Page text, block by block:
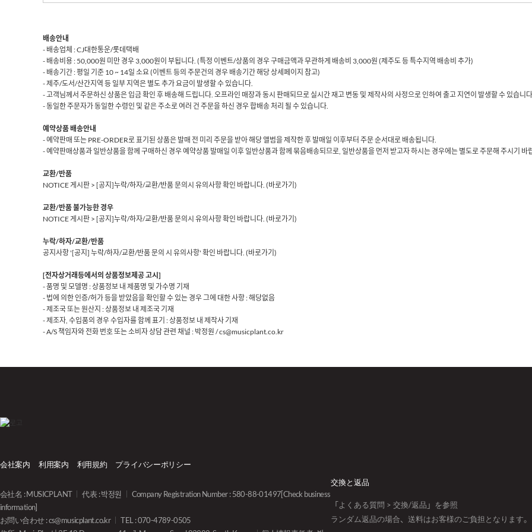
배송안내
- 배송업체 : CJ대한통운/롯데택배
- 배송비용 : 50,000원 미만 경우 3,000원이 부됩니다. (특정 이벤트/상품의 경우 구매금액과 무관하게 배송비 3,000원 (제주도 등 특수지역 배송비 추가)
- 배송기간 : 평일 기준 10 ~ 14일 소요 (이벤트 등의 주문건의 경우 배송기간 해당 상세페이지 참고)
- 제주/도서/산간지역 등 일부 지역은 별도 추가 요금이 발생할 수 있습니다.
- 고객님께서 주문하신 상품은 입금 확인 후 배송해 드립니다. 오프라인 매장과 동시 판매되므로 실시간 재고 변동 및 제작사의 사정으로 인하여 출고 지연이 발생할 수 있습니다.
- 동일한 주문자가 동일한 수령인 및 같은 주소로 여러 건 주문을 하신 경우 합배송 처리 될 수 있습니다.
예약상품 배송안내
- 예약판매 또는 PRE-ORDER로 표기된 상품은 발매 전 미리 주문을 받아 해당 앨범을 제작한 후 발매일 이후부터 주문 순서대로 배송됩니다.
- 예약판매상품과 일반상품을 함께 구매하신 경우 예약상품 발매일 이후 일반상품과 함께 묶음배송되므로, 일반상품을 먼저 받고자 하시는 경우에는 별도로 주문해 주시기 바
교환/반품
NOTICE 게시판 > [공지]누락/하자/교환/반품 문의시 유의사항 확인 바랍니다. (바로가기)
교환/반품 불가능한 경우
NOTICE 게시판 > [공지]누락/하자/교환/반품 문의시 유의사항 확인 바랍니다. (바로가기)
누락/하자/교환/반품
공지사항 '[공지] 누락/하자/교환/반품 문의 시 유의사항' 확인 바랍니다. (바로가기)
[전자상거래등에서의 상품정보제공 고시]
- 품명 및 모델명 : 상품정보 내 제품명 및 가수명 기재
- 법에 의한 인증/허가 등을 받았음을 확인할 수 있는 경우 그에 대한 사항 : 해당없음
- 제조국 또는 원산지 : 상품정보 내 제조국 기재
- 제조자, 수입품의 경우 수입자를 함께 표기 : 상품정보 내 제작사 기재
- A/S 책임자와 전화 번호 또는 소비자 상담 관련 채널 : 박정원 / cs@musicplant.co.kr
会社案内 利用案内 利用規約 プライバシーポリシー
会社名 : MUSICPLANT 代表 : 박정원 Company Registration Number : 580-88-01497[Check business
information]
お問い合わせ :cs@musicplant.co.kr
TEL : 070-4789-0505
交換と返品
「よくある質問 > 交換/返品」を参照
ランダム返品の場合、送料はお客様のご負担となります。